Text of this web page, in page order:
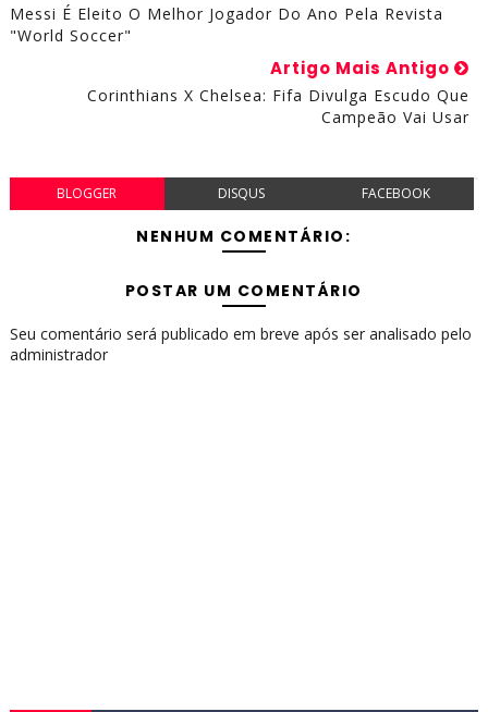
Messi É Eleito O Melhor Jogador Do Ano Pela Revista
"World Soccer"
Artigo Mais Antigo
Corinthians X Chelsea: Fifa Divulga Escudo Que
Campeão Vai Usar
BLOGGER DISQUS FACEBOOK
NENHUM COMENTÁRIO:
POSTAR UM COMENTÁRIO
Seu comentário será publicado em breve após ser analisado pelo
administrador